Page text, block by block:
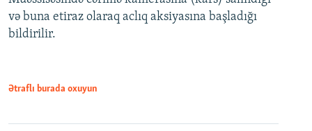
720p 1080p
1080p
və buna etiraz olaraq aclıq aksiyasına başladığı
bildirilir.
Ətraflı burada oxuyun